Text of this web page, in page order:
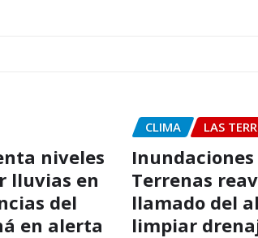
niveles
lluvias en
del
en alerta
CLIMA LAS
Inundaciones
Terrenas
llamado del
limpiar